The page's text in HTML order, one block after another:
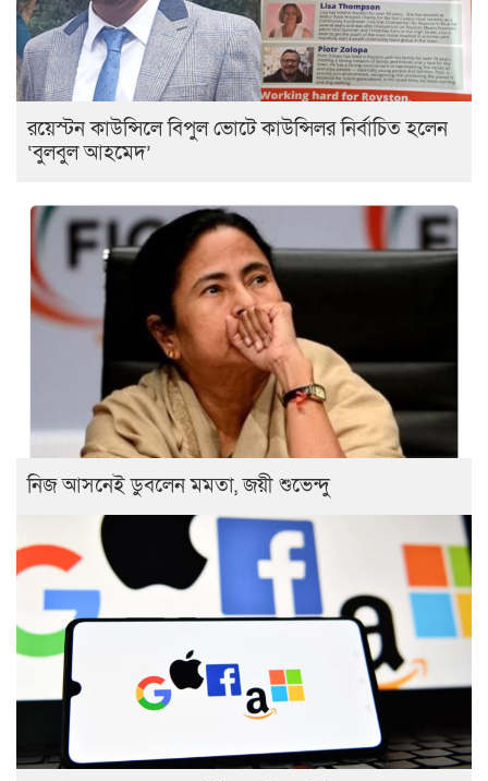
রয়েস্টন কাউন্সিলে বিপুল ভোটে কাউন্সিলর নির্বাচিত হলেন
‘বুলবুল আহমেদ’
নিজ আসনেই ডুবলেন মমতা, জয়ী শুভেন্দু